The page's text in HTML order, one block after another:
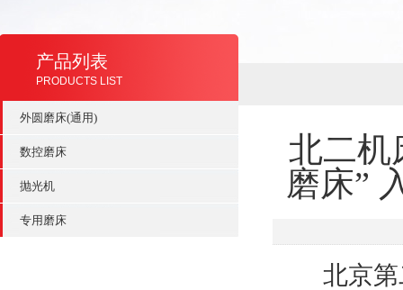
产品列表
PRODUCTS LIST
外圆磨床(通用)
数控磨床
抛光机
专用磨床
北二机
磨床”
北京第二